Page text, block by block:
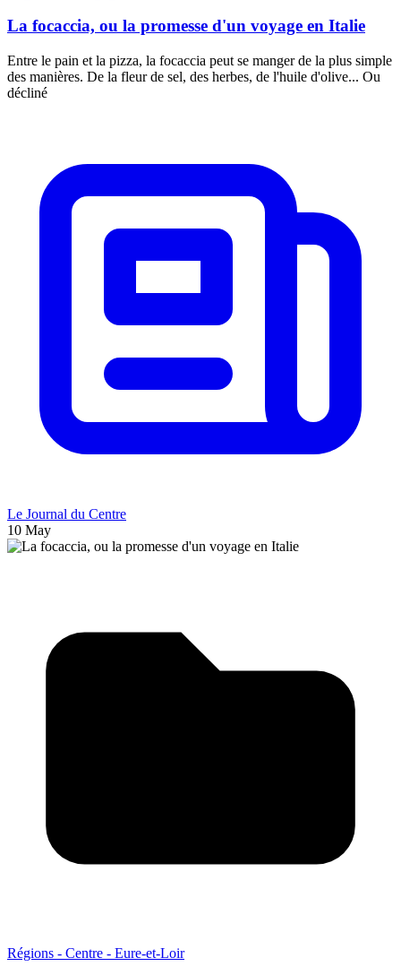
La focaccia, ou la promesse d'un voyage en Italie
Entre le pain et la pizza, la focaccia peut se manger de la plus simple
des manières. De la fleur de sel, des herbes, de l'huile d'olive... Ou
décliné
Le Journal du Centre
10 May
Régions - Centre - Eure-et-Loir